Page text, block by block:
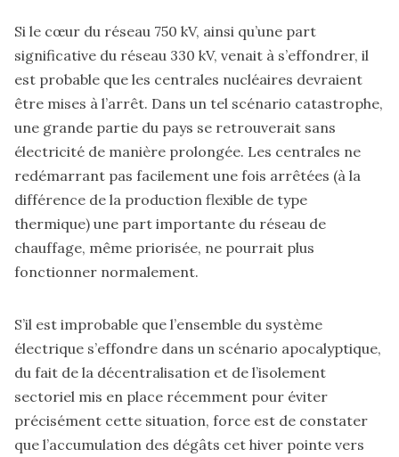
Si le cœur du réseau 750 kV, ainsi qu’une part
significative du réseau 330 kV, venait à s’effondrer, il
est probable que les centrales nucléaires devraient
être mises à l’arrêt. Dans un tel scénario catastrophe,
une grande partie du pays se retrouverait sans
électricité de manière prolongée. Les centrales ne
redémarrant pas facilement une fois arrêtées (à la
différence de la production flexible de type
thermique) une part importante du réseau de
chauffage, même priorisée, ne pourrait plus
fonctionner normalement.
S’il est improbable que l’ensemble du système
électrique s’effondre dans un scénario apocalyptique,
du fait de la décentralisation et de l’isolement
sectoriel mis en place récemment pour éviter
précisément cette situation, force est de constater
que l’accumulation des dégâts cet hiver pointe vers